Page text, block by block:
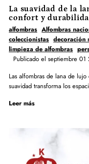
La suavidad de la
confort y
alfombras Alfombras
coleccionistas decoración
limpieza de alfombras
Publicado el septiembre 01
Las alfombras de lana de
suavidad transforma los
Leer más